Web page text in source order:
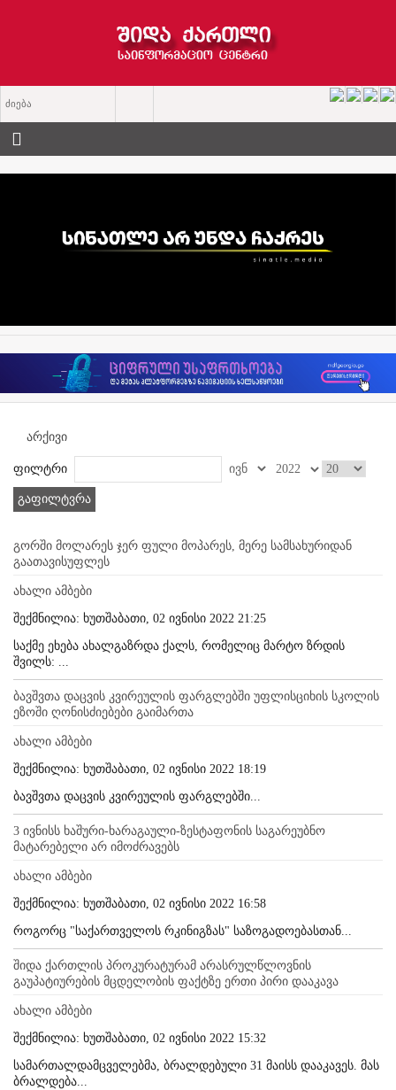
არქივი
ფილტრი
გაფილტვრა
გორში მოლარეს ჯერ ფული მოპარეს, მერე სამსახურიდან
გაათავისუფლეს
ახალი ამბები
შექმნილია: ხუთშაბათი, 02 ივნისი 2022 21:25
საქმე ეხება ახალგაზრდა ქალს, რომელიც მარტო ზრდის
შვილს: ...
ბავშვთა დაცვის კვირეულის ფარგლებში უფლისციხის სკოლის
ეზოში ღონისძიებები გაიმართა
ახალი ამბები
შექმნილია: ხუთშაბათი, 02 ივნისი 2022 18:19
ბავშვთა დაცვის კვირეულის ფარგლებში...
3 ივნისს ხაშური-ხარაგაული-ზესტაფონის საგარეუბნო
მატარებელი არ იმოძრავებს
ახალი ამბები
შექმნილია: ხუთშაბათი, 02 ივნისი 2022 16:58
როგორც "საქართველოს რკინიგზას" საზოგადოებასთან...
შიდა ქართლის პროკურატურამ არასრულწლოვნის
გაუპატიურების მცდელობის ფაქტზე ერთი პირი დააკავა
ახალი ამბები
შექმნილია: ხუთშაბათი, 02 ივნისი 2022 15:32
სამართალდამცველებმა, ბრალდებული 31 მაისს დააკავეს. მას
ბრალდება...